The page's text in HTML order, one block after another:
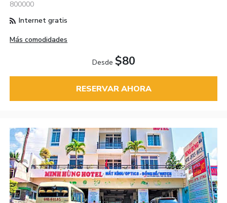
800000
Internet gratis
Más comodidades
Desde $80
RESERVAR AHORA